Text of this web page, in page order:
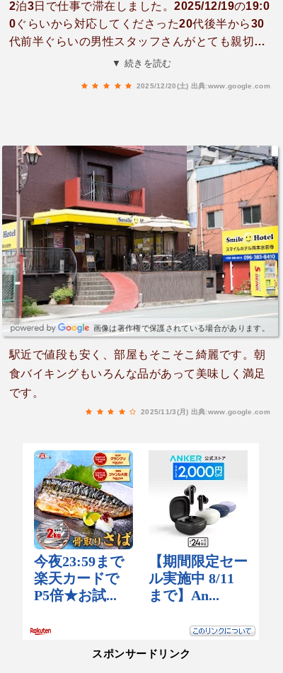
2泊3日で仕事で滞在しました。2025/12/19の19:0
0ぐらいから対応してくださった20代後半から30
代前半ぐらいの男性スタッフさんがとても親切で
色々と対応してくれました。本当に有り難うござ
戻ったら昨日の男性スタッフさんが「空いてる時
に戻って来られて良かったです」と言ってくれて
物凄く嬉しかったです。他にも清掃の学生の女の
子も使ったタオルとかはどうすれば良いかなどを
教えてくれて助かりました。漫画とかサービス豊
富ですが、それ以上にスタッフさんの対応が最高
でした。また泊まりたいです。
▼ 続きを読む
2025/12/20(土) 出典:www.google.com
画像は著作権で保護されている場合があります。
駅近で値段も安く、部屋もそこそこ綺麗です。朝
食バイキングもいろんな品があって美味しく満足
です。
2025/11/3(月) 出典:www.google.com
スポンサードリンク